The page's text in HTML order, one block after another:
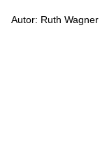
Autor: Ruth